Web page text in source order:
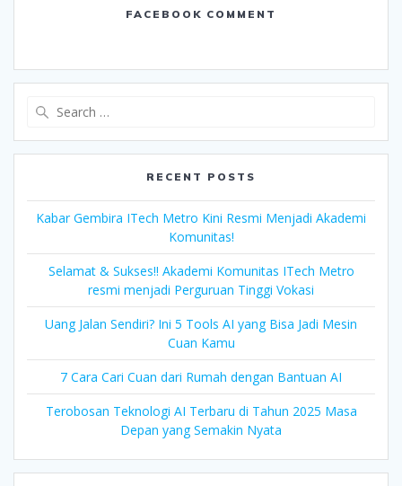
FACEBOOK COMMENT
RECENT POSTS
Kabar Gembira ITech Metro Kini Resmi Menjadi Akademi
Komunitas!
Selamat & Sukses!! Akademi Komunitas ITech Metro
resmi menjadi Perguruan Tinggi Vokasi
Uang Jalan Sendiri? Ini 5 Tools AI yang Bisa Jadi Mesin
Cuan Kamu
7 Cara Cari Cuan dari Rumah dengan Bantuan AI
Terobosan Teknologi AI Terbaru di Tahun 2025 Masa
Depan yang Semakin Nyata